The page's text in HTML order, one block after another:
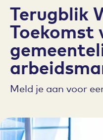
Terugblik
Toekomst
Meld je aan voor